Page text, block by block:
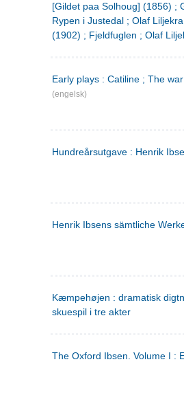
[Gildet paa Solhoug] (1856) ;
Rypen i Justedal ; Olaf
(1902) ; Fjeldfuglen ; Olaf
Early plays : Catiline ; The
(engelsk)
Hundreårsutgave : Henrik
Henrik Ibsens sämtliche
Kæmpehøjen : dramatisk
skuespil i tre akter
The Oxford Ibsen. Volume I :